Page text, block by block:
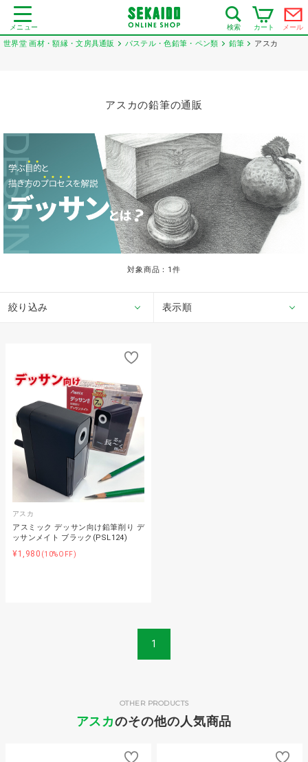
メニュー 検索 カート メール
世界堂 画材・額縁・文房具通販 パステル・色鉛筆・ペン類 鉛筆 アスカ
アスカの鉛筆の通販
対象商品： 1 件
絞り込み 表示順
アスカ
アスミック デッサン向け鉛筆削り デ
ッサンメイト ブラック(PSL124)
¥1,980 (10%OFF)
1
アスカのその他の人気商品
OTHER PRODUCTS